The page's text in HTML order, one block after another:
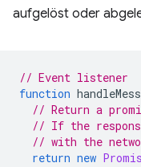
aufgelöst oder
// Event listener
function
// Return a
// If the
// with the
return new